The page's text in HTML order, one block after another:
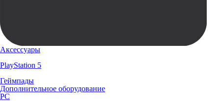
Аксессуары
PlayStation 5
Геймпады
Дополнительное оборудование
PC